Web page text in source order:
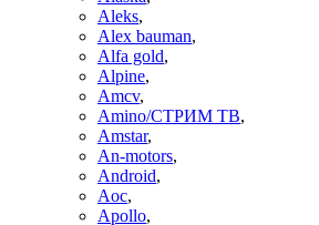
Aleks,
Alex bauman,
Alfa gold,
Alpine,
Amcv,
Amino/СТРИМ ТВ,
Amstar,
An-motors,
Android,
Aoc,
Apollo,